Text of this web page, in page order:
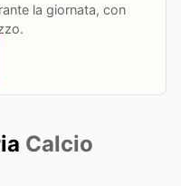
la giornata, con
Calcio